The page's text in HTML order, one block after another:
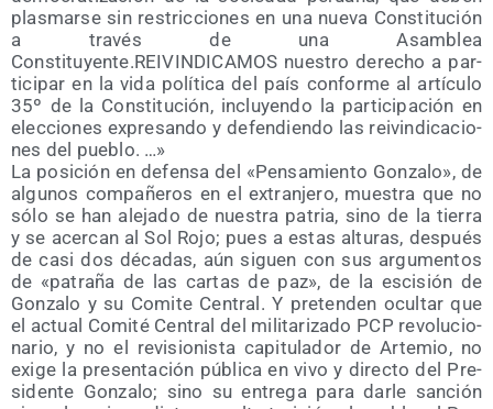
plas­mar­se sin res­tric­cio­nes en una nue­va Cons­ti­tu­ción
a tra­vés de una Asam­blea
Constituyente.REIVINDICAMOS nues­tro dere­cho a par­
ti­ci­par en la vida polí­ti­ca del país con­for­me al artícu­lo
35º de la Cons­ti­tu­ción, inclu­yen­do la par­ti­ci­pa­ción en
elec­cio­nes expre­san­do y defen­dien­do las rei­vin­di­ca­cio­
nes del pueblo. …»
La posi­ción en defen­sa del «Pen­sa­mien­to Gon­za­lo», de
algu­nos com­pa­ñe­ros en el extran­je­ro, mues­tra que no
sólo se han ale­ja­do de nues­tra patria, sino de la tie­rra
y se acer­can al Sol Rojo; pues a estas altu­ras, des­pués
de casi dos déca­das, aún siguen con sus argu­men­tos
de «patra­ña de las car­tas de paz», de la esci­sión de
Gon­za­lo y su Comi­te Cen­tral. Y pre­ten­den ocul­tar que
el actual Comi­té Cen­tral del mili­ta­ri­za­do PCP revo­lu­cio­
na­rio, y no el revi­sio­nis­ta capi­tu­la­dor de Arte­mio, no
exi­ge la pre­sen­ta­ción públi­ca en vivo y direc­to del Pre­
si­den­te Gon­za­lo; sino su entre­ga para dar­le san­ción